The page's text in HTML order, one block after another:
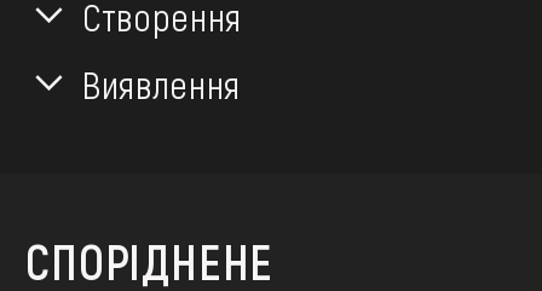
Створення
Виявлення
СПОРІДНЕНЕ